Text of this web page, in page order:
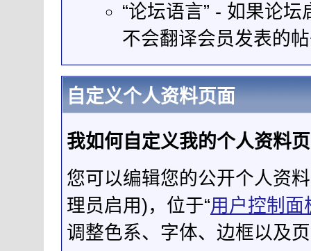
“论坛语言” - 如果论
不会翻译会员发表的
自定义个人资料页面
我如何自定义我的个人资料
您可以编辑您的公开个人资
理员启用)，位于“用户控制面
调整色系、字体、边框以及